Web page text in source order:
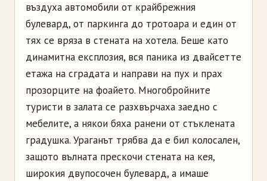
въздуха автомобили от крайбрежния
булевард, от паркинга до тротоара и един от
тях се вряза в стената на хотела. Беше като
динамитна експлозия, вся паника из двайсетте
етажа на сградата и направи на пух и прах
прозорците на фоайето. Многобройните
туристи в залата се разхвърчаха заедно с
мебелите, а някои бяха ранени от стъклената
градушка. Ураганът трябва да е бил колосален,
защото вълната прескочи стената на кея,
широкия двупосочен булевард, а имаше